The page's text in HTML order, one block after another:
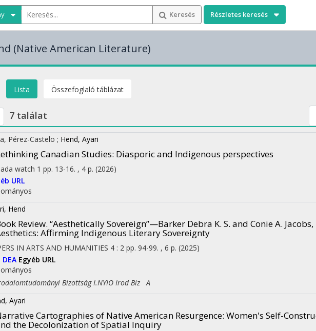
Keresés Részletes keresés
(Native American Literature)
Lista Összefoglaló táblázat
7 találat
Pérez-Castelo ; Hend, Ayari
Canadian Studies: Diasporic and Indigenous perspectives
watch 1 pp. 13-16. , 4 p. (2026)
URL
Hend
Review. “Aesthetically Sovereign”—Barker Debra K. S. and Conie A.
Affirming Indigenous Literary Sovereignty
IN ARTS AND HUMANITIES 4 : 2 pp. 94-99. , 6 p. (2025)
DEA Egyéb URL
Bizottság I.NYIO Irod Biz A
Ayari
Cartographies of Native American Resurgence: Women's Self-
the Decolonization of Spatial Inquiry